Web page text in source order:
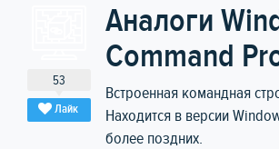
53
Лайк
Аналоги
Command
Встроенная командная
Находится в версии
более поздних.